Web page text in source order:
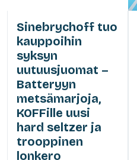
Sinebrychoff tuo
kauppoihin
syksyn
uutuusjuomat –
Batteryyn
metsämarjoja,
KOFFille uusi
hard seltzer ja
trooppinen
lonkero